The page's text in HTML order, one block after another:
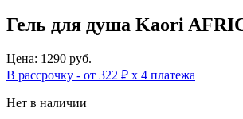
Гель для душа Kaori
Цена: 1290 руб.
В рассрочку - от 322 ₽ х 4 платежа
Нет в наличии